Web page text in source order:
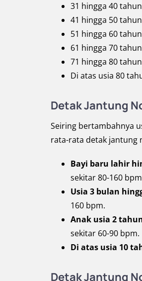
31 hingga 40
41 hingga 50
51 hingga 60
61 hingga 70
71 hingga 80
Di atas usia 80
Detak Jantung
Seiring bertambahnya
rata-rata detak jantung
Bayi baru lahir
sekitar 80-160
Usia 3 bulan
160 bpm.
Anak usia 2
sekitar 60-90 bpm.
Di atas usia 10
Detak Jantung